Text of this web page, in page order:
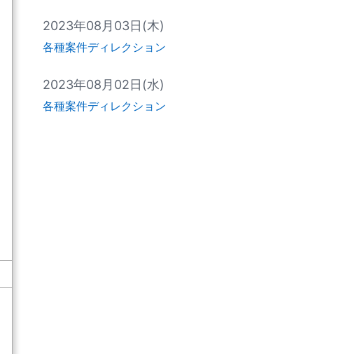
2023年08月03日(木)
各種案件ディレクション
2023年08月02日(水)
各種案件ディレクション